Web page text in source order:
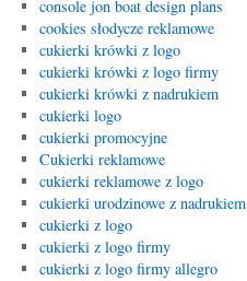
console jon boat design plans
cookies słodycze reklamowe
cukierki krówki z logo
cukierki krówki z logo firmy
cukierki krówki z nadrukiem
cukierki logo
cukierki promocyjne
Cukierki reklamowe
cukierki reklamowe z logo
cukierki urodzinowe z nadrukiem
cukierki z logo
cukierki z logo firmy
cukierki z logo firmy allegro